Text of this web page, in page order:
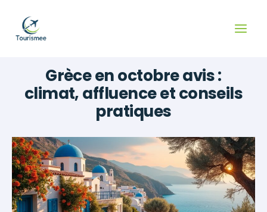
contenu
Grèce en octobre avis :
climat, affluence et conseils
pratiques